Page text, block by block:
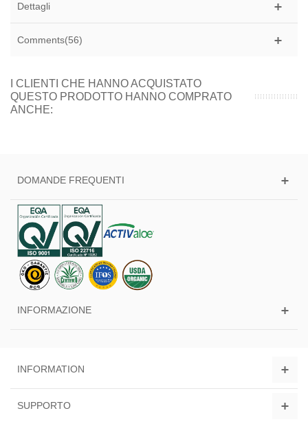
Dettagli
Comments(56)
I CLIENTI CHE HANNO ACQUISTATO
QUESTO PRODOTTO HANNO COMPRATO
ANCHE:
DOMANDE FREQUENTI
INFORMAZIONE
INFORMATION
SUPPORTO